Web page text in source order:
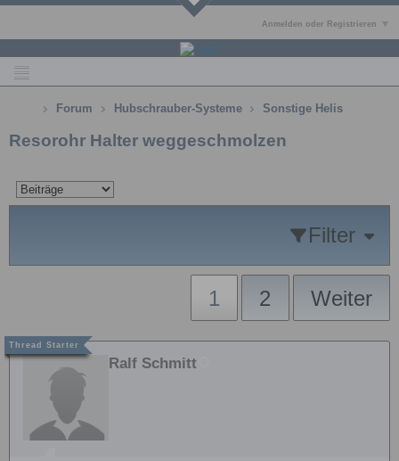
Anmelden oder Registrieren
Forum Hubschrauber-Systeme Sonstige Helis
Resorohr Halter weggeschmolzen
Filter
1 2 Weiter
Ralf Schmitt